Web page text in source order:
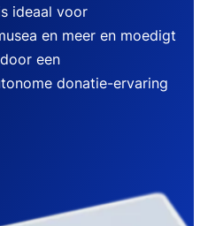
ideaal voor
en meer en moedigt
een
donatie-ervaring